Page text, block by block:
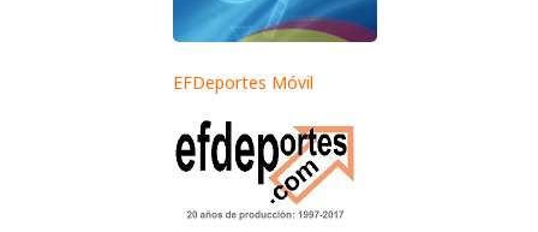
EFDeportes Móvil